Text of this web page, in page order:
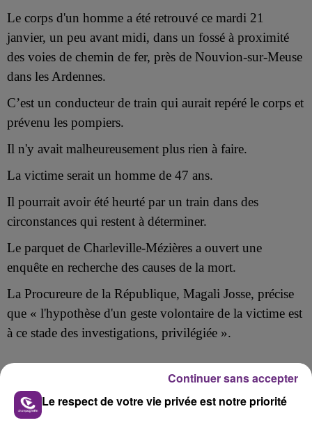
Le corps d'un homme a été retrouvé ce mardi 21
janvier, un peu avant midi, dans un fossé à proximité
des voies de chemin de fer, près de Nouvion-sur-Meuse
dans les Ardennes.
C’est un conducteur de train qui aurait repéré le corps et
prévenu les pompiers.
Il n'y avait malheureusement plus rien à faire.
La victime serait un homme de 47 ans.
Il pourrait avoir été heurté par un train dans des
circonstances qui restent à déterminer.
Le parquet de Charleville-Mézières a ouvert une
enquête en recherche des causes de la mort.
La Procureure de la République, Magali Josse, précise
que « l'hypothèse d'un geste volontaire de la victime est
à ce stade des investigations, privilégiée ».
FIL D'ACTU
Le respect de votre vie privée est notre priorité
Continuer sans accepter